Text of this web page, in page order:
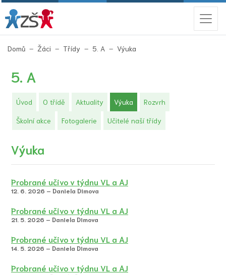
Domů Žáci Třídy 5. A Výuka
5. A
Úvod O třídě Aktuality Výuka(aktuální)
Rozvrh
Školní akce Fotogalerie Učitelé naší třídy
Výuka
Probrané učivo v týdnu VL a AJ
12. 6. 2026 – Daniela Dimova
Probrané učivo v týdnu VL a AJ
21. 5. 2026 – Daniela Dimova
Probrané učivo v týdnu VL a AJ
14. 5. 2026 – Daniela Dimova
Probrané učivo v týdnu VL a AJ